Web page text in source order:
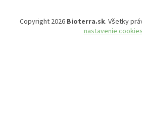
Copyright 2026 Bioterra.sk. Všetky
nastavenie cookies